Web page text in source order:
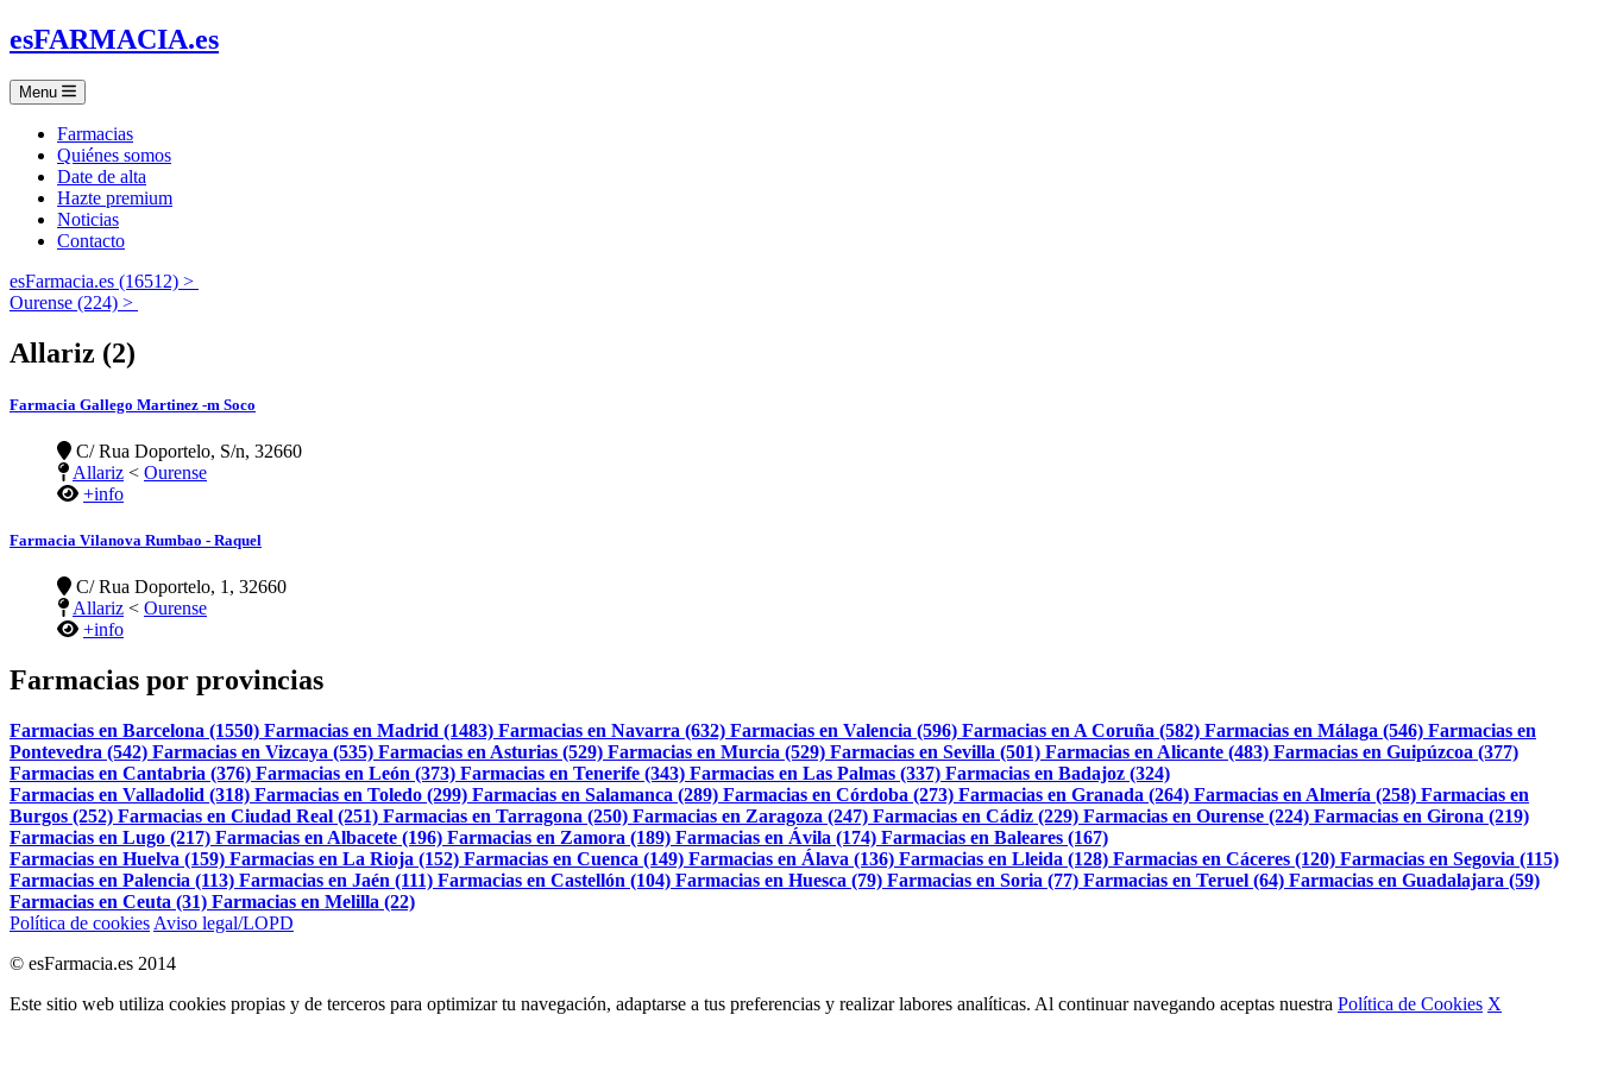
esFARMACIA.es
Menu
Farmacias
Quiénes somos
Date de alta
Hazte premium
Noticias
Contacto
esFarmacia.es (16512) >
Ourense (224) >
Allariz (2)
Farmacia Gallego Martinez -m Soco
C/ Rua Doportelo, S/n, 32660
Allariz < Ourense
+info
Farmacia Vilanova Rumbao - Raquel
C/ Rua Doportelo, 1, 32660
Allariz < Ourense
+info
Farmacias por provincias
Farmacias en Barcelona (1550) Farmacias en Madrid (1483) Farmacias en Navarra (632) Farmacias en Valencia (596) Farmacias en A Coruña (582) Farmacias en Málaga (546) Farmacias en
Pontevedra (542) Farmacias en Vizcaya (535) Farmacias en Asturias (529) Farmacias en Murcia (529) Farmacias en Sevilla (501) Farmacias en Alicante (483) Farmacias en Guipúzcoa (377)
Farmacias en Cantabria (376) Farmacias en León (373) Farmacias en Tenerife (343) Farmacias en Las Palmas (337) Farmacias en Badajoz (324)
Farmacias en Valladolid (318) Farmacias en Toledo (299) Farmacias en Salamanca (289) Farmacias en Córdoba (273) Farmacias en Granada (264) Farmacias en Almería (258) Farmacias en
Burgos (252) Farmacias en Ciudad Real (251) Farmacias en Tarragona (250) Farmacias en Zaragoza (247) Farmacias en Cádiz (229) Farmacias en Ourense (224) Farmacias en Girona (219)
Farmacias en Lugo (217) Farmacias en Albacete (196) Farmacias en Zamora (189) Farmacias en Ávila (174) Farmacias en Baleares (167)
Farmacias en Huelva (159) Farmacias en La Rioja (152) Farmacias en Cuenca (149) Farmacias en Álava (136) Farmacias en Lleida (128) Farmacias en Cáceres (120) Farmacias en Segovia (115)
Farmacias en Palencia (113) Farmacias en Jaén (111) Farmacias en Castellón (104) Farmacias en Huesca (79) Farmacias en Soria (77) Farmacias en Teruel (64) Farmacias en Guadalajara (59)
Farmacias en Ceuta (31) Farmacias en Melilla (22)
Política de cookies Aviso legal/LOPD
© esFarmacia.es 2014
Este sitio web utiliza cookies propias y de terceros para optimizar tu navegación, adaptarse a tus preferencias y realizar labores analíticas. Al continuar navegando aceptas nuestra Política de Cookies X